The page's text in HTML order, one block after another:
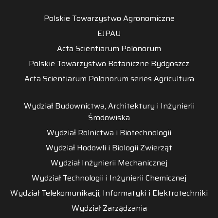
Polskie Towarzystwo Agronomiczne
EJPAU
Acta Scientiarum Polonorum
Polskie Towarzystwo Botaniczne Bydgoszcz
Acta Scientiarum Polonorum series Agricultura
Wydział Budownictwa, Architektury i Inżynierii
Środowiska
Wydział Rolnictwa i Biotechnologii
Wydział Hodowli i Biologii Zwierząt
Wydział Inżynierii Mechanicznej
Wydział Technologii i Inżynierii Chemicznej
Wydział Telekomunikacji, Informatyki i Elektrotechniki
Wydział Zarządzania